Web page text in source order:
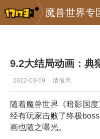
魔兽世界专
专区_《魔兽世界》 >
9.2大结局动画：典
2022-03-09 情报局
随着魔兽世界《暗影国
经有玩家击败了终极
画也随之曝光。